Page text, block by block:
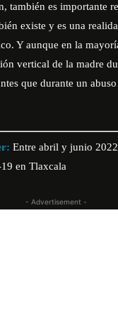
también es importante
existe y es una
Y aunque en la
vertical de la madre
que durante un
Entre abril y junio
en Tlaxcala
- Advertisement -